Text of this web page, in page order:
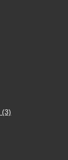
(3)